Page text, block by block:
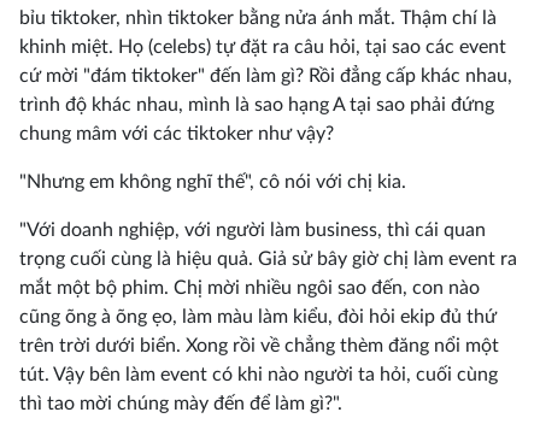
bỉu tiktoker, nhìn tiktoker bằng nửa ánh mắt. Thậm chí là
khinh miệt. Họ (celebs) tự đặt ra câu hỏi, tại sao các event
cứ mời "đám tiktoker" đến làm gì? Rồi đẳng cấp khác nhau,
trình độ khác nhau, mình là sao hạng A tại sao phải đứng
chung mâm với các tiktoker như vậy?
"Nhưng em không nghĩ thế", cô nói với chị kia.
"Với doanh nghiệp, với người làm business, thì cái quan
trọng cuối cùng là hiệu quả. Giả sử bây giờ chị làm event ra
mắt một bộ phim. Chị mời nhiều ngôi sao đến, con nào
cũng õng à õng ẹo, làm màu làm kiểu, đòi hỏi ekip đủ thứ
trên trời dưới biển. Xong rồi về chẳng thèm đăng nổi một
tút. Vậy bên làm event có khi nào người ta hỏi, cuối cùng
thì tao mời chúng mày đến để làm gì?".